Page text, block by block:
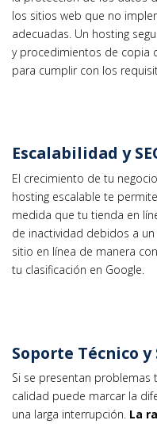
los sitios web que no
adecuadas. Un hosting
y procedimientos de copia
para cumplir con los
Escalabilidad y
El crecimiento de tu
hosting escalable te
medida que tu tienda en
de inactividad debidos a
sitio en línea de manera
tu clasificación en Google.
Soporte Técnico y
Si se presentan problemas
calidad puede marcar la
una larga interrupción. La